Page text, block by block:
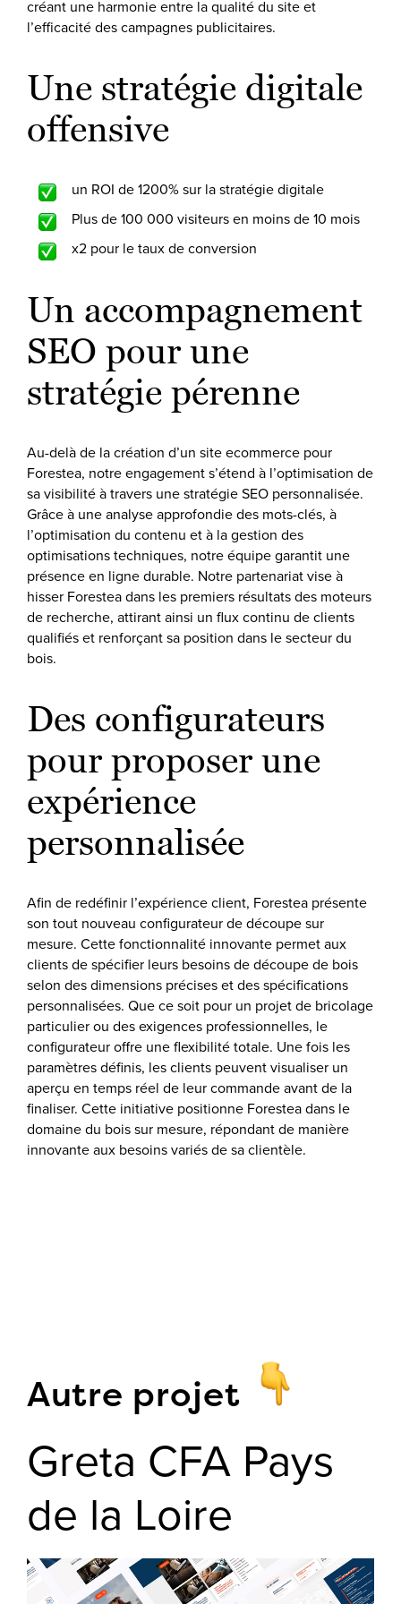
créant une harmonie entre la qualité du site et
l’efficacité des campagnes publicitaires.
Une stratégie digitale
offensive
un ROI de 1200% sur la stratégie digitale
Plus de 100 000 visiteurs en moins de 10 mois
x2 pour le taux de conversion
Un accompagnement
SEO pour une
stratégie pérenne
Au-delà de la création d’un site ecommerce pour
Forestea, notre engagement s’étend à l’optimisation de
sa visibilité à travers une stratégie SEO personnalisée.
Grâce à une analyse approfondie des mots-clés, à
l’optimisation du contenu et à la gestion des
optimisations techniques, notre équipe garantit une
présence en ligne durable. Notre partenariat vise à
hisser Forestea dans les premiers résultats des moteurs
de recherche, attirant ainsi un flux continu de clients
qualifiés et renforçant sa position dans le secteur du
bois.
Des configurateurs
pour proposer une
expérience
personnalisée
Afin de redéfinir l’expérience client, Forestea présente
son tout nouveau configurateur de découpe sur
mesure. Cette fonctionnalité innovante permet aux
clients de spécifier leurs besoins de découpe de bois
selon des dimensions précises et des spécifications
personnalisées. Que ce soit pour un projet de bricolage
particulier ou des exigences professionnelles, le
configurateur offre une flexibilité totale. Une fois les
paramètres définis, les clients peuvent visualiser un
aperçu en temps réel de leur commande avant de la
finaliser. Cette initiative positionne Forestea dans le
domaine du bois sur mesure, répondant de manière
innovante aux besoins variés de sa clientèle.
Autre projet
Greta CFA Pays
de la Loire